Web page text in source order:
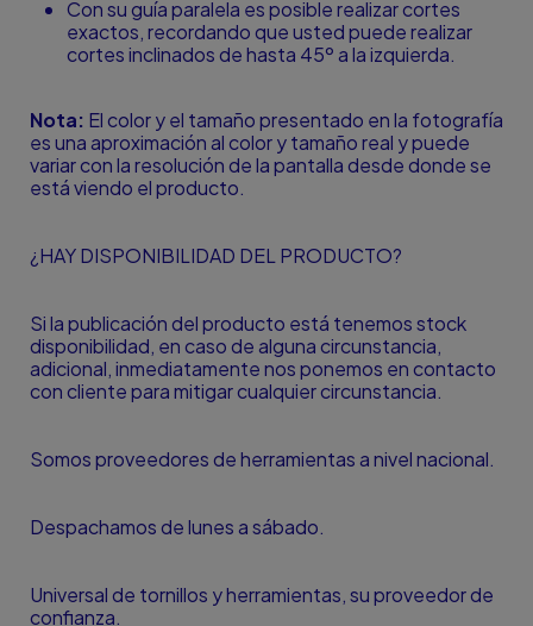
Con su guía paralela es posible realizar cortes
exactos, recordando que usted puede realizar
cortes inclinados de hasta 45º a la izquierda.
Nota: El color y el tamaño presentado en la fotografía
es una aproximación al color y tamaño real y puede
variar con la resolución de la pantalla desde donde se
está viendo el producto.
¿HAY DISPONIBILIDAD DEL PRODUCTO?
Si la publicación del producto está tenemos stock
disponibilidad, en caso de alguna circunstancia,
adicional, inmediatamente nos ponemos en contacto
con cliente para mitigar cualquier circunstancia.
Somos proveedores de herramientas a nivel nacional.
Despachamos de lunes a sábado.
Universal de tornillos y herramientas, su proveedor de
confianza.